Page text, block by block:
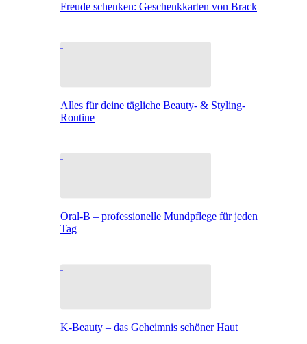
Freude schenken: Geschenkkarten von Brack
Alles für deine tägliche Beauty- & Styling-
Routine
Oral-B – professionelle Mundpflege für jeden
Tag
K-Beauty – das Geheimnis schöner Haut